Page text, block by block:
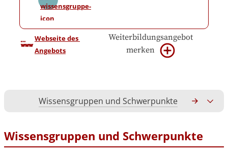
Webseite des
Angebots
Weiterbildungsangebot
merken
Wissensgruppen und Schwerpunkte
Wissensgruppen und Schwerpunkte